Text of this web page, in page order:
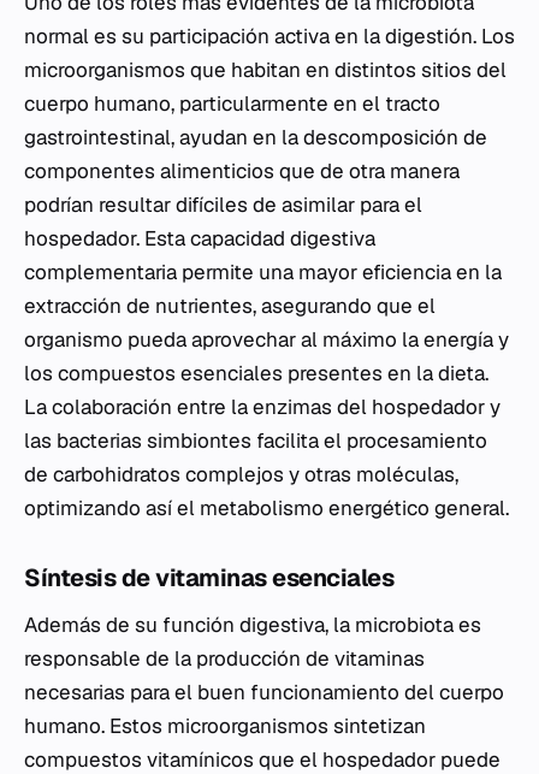
normal es su participación activa en la digestión. Los
microorganismos que habitan en distintos sitios del
cuerpo humano, particularmente en el tracto
gastrointestinal, ayudan en la descomposición de
componentes alimenticios que de otra manera
podrían resultar difíciles de asimilar para el
hospedador. Esta capacidad digestiva
complementaria permite una mayor eficiencia en la
extracción de nutrientes, asegurando que el
organismo pueda aprovechar al máximo la energía y
los compuestos esenciales presentes en la dieta.
La colaboración entre la enzimas del hospedador y
las bacterias simbiontes facilita el procesamiento
de carbohidratos complejos y otras moléculas,
optimizando así el metabolismo energético general.
Síntesis de vitaminas esenciales
Además de su función digestiva, la microbiota es
responsable de la producción de vitaminas
necesarias para el buen funcionamiento del cuerpo
humano. Estos microorganismos sintetizan
compuestos vitamínicos que el hospedador puede